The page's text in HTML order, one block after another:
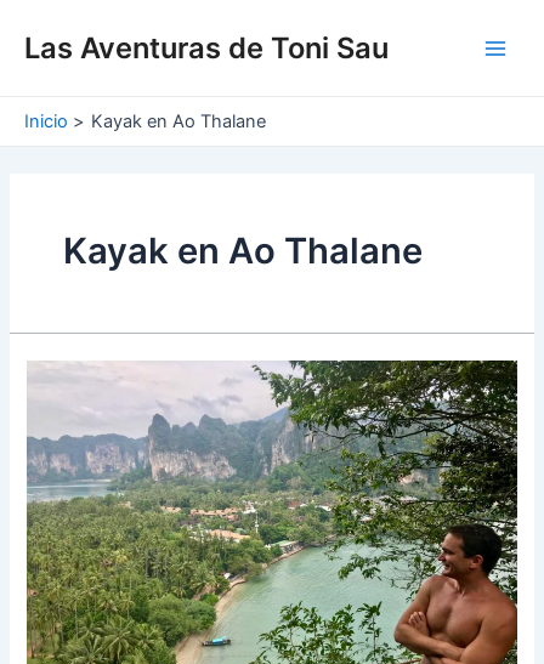
Las Aventuras de Toni Sau
Inicio Kayak en Ao Thalane
Kayak en Ao Thalane